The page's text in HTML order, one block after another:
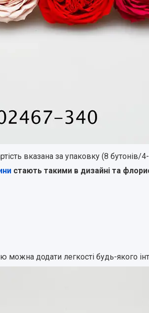
вказана за упаковку (8 бутонів/
стають такими в дизайні та
додати легкості будь-якого